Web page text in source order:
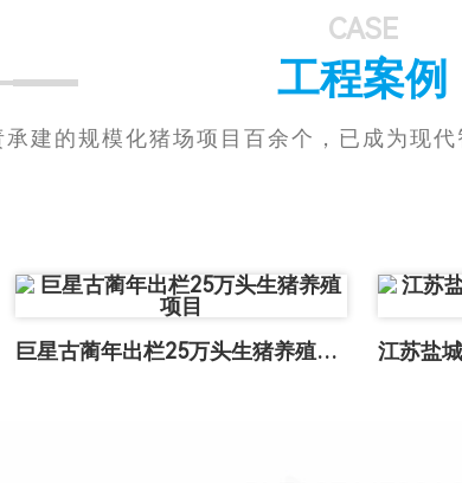
CASE
工程案例
承建的规模化猪场项目百余个，已成为现
巨星古蔺年出栏25万头生猪养殖项目